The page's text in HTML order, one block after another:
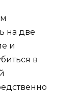
на две
и
в